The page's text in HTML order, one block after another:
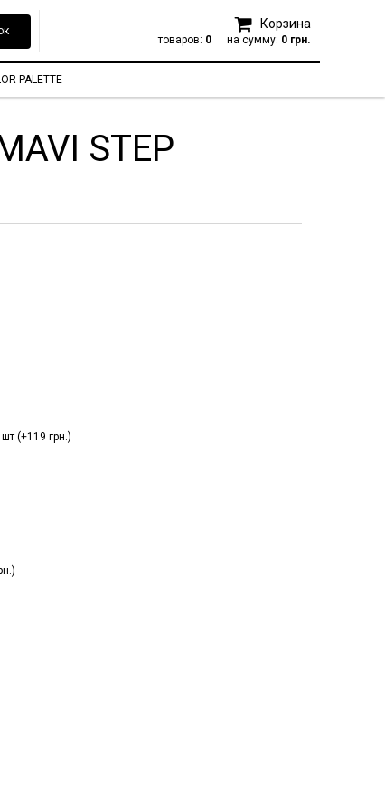
Корзина
товаров: 0 на сумму: 0 грн.
PALETTE
STEP
(+119 грн.)